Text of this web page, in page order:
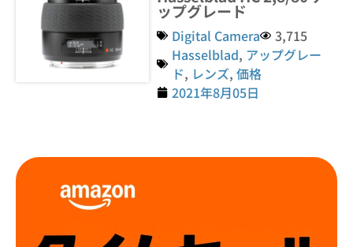
ップグレード
Digital Camera
3,715
Hasselblad, アップグレー
ド, レンズ,価格
2021年8月05日